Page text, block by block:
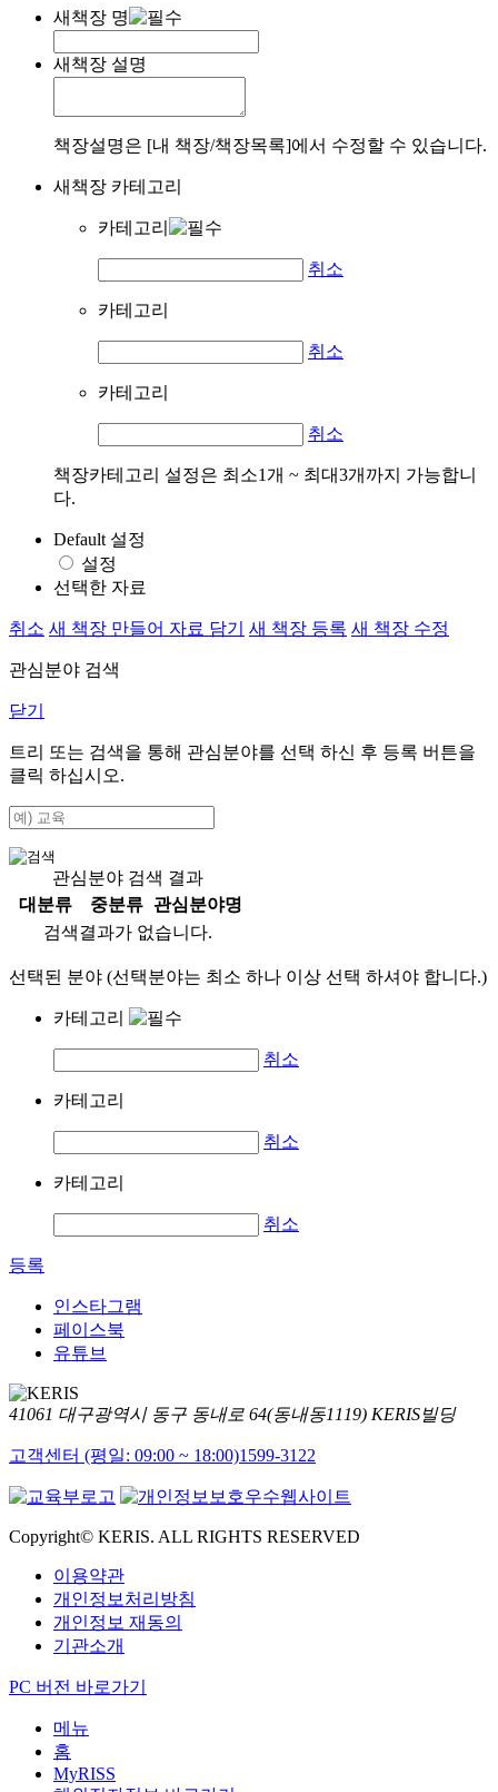
새책장 명
새책장 설명
책장설명은 [내 책장/책장목록]에서 수정할 수 있습니다.
새책장 카테고리
카테고리
취소
카테고리
취소
카테고리
취소
책장카테고리 설정은 최소1개 ~ 최대3개까지 가능합니
다.
Default 설정
설정
선택한 자료
취소 새 책장 만들어 자료 담기 새 책장 등록 새 책장 수정
관심분야 검색
닫기
트리 또는 검색을 통해 관심분야를 선택 하신 후 등록 버튼을
클릭 하십시오.
관심분야 검색 결과
대분류
중분류
관심분야명
검색결과가 없습니다.
선택된 분야 (선택분야는 최소 하나 이상 선택 하셔야 합니다.)
카테고리
취소
카테고리
취소
카테고리
취소
등록
인스타그램
페이스북
유튜브
41061 대구광역시 동구 동내로 64(동내동1119) KERIS빌딩
고객센터 (평일: 09:00 ~ 18:00)1599-3122
Copyright© KERIS. ALL RIGHTS RESERVED
이용약관
개인정보처리방침
개인정보 재동의
기관소개
PC 버전 바로가기
메뉴
홈
MyRISS